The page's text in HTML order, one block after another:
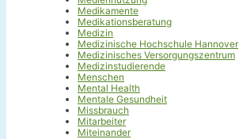
Medikamente
Medikationsberatung
Medizin
Medizinische Hochschule Hannover
Medizinisches Versorgungszentrum
Medizinstudierende
Menschen
Mental Health
Mentale Gesundheit
Missbrauch
Mitarbeiter
Miteinander